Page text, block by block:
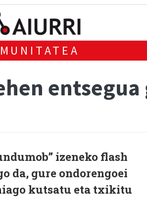
entsegua
izeneko flash
da, gure ondorengoei
kutsatu eta txikitu